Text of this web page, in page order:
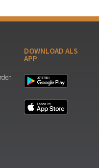
DOWNLOAD ALS
APP